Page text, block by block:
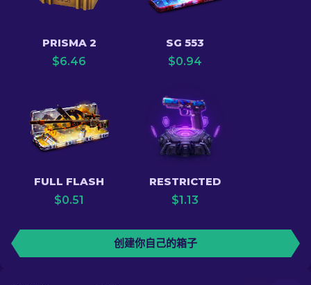
PRISMA 2
$6.46
SG 553
$0.94
FULL FLASH
$0.51
RESTRICTED
$1.13
创建你自己的箱子